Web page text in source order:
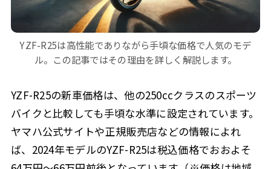
YZF-R25は高性能でありながら手頃な価格で人気のモデ
ル。この記事ではその理由を詳しく解説します。
YZF-R25の新車価格は、他の250ccクラスのスポーツ
バイクと比較しても手頃な水準に設定されています。
ヤマハ公式サイトや正規販売店などの情報によれ
ば、2024年モデルのYZF-R25は税込価格でおおよそ